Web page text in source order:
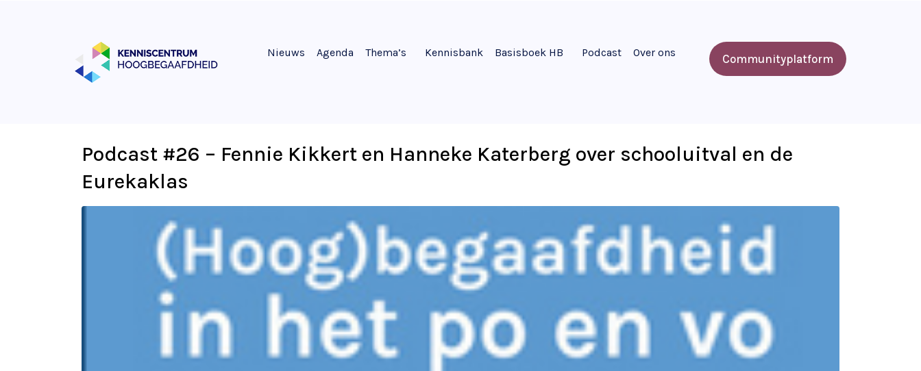
Nieuws Agenda Thema’s Kennisbank Basisboek HB Podcast Over ons Communityplatform
Podcast #26 – Fennie Kikkert en Hanneke Katerberg over schooluitval en de
Eurekaklas